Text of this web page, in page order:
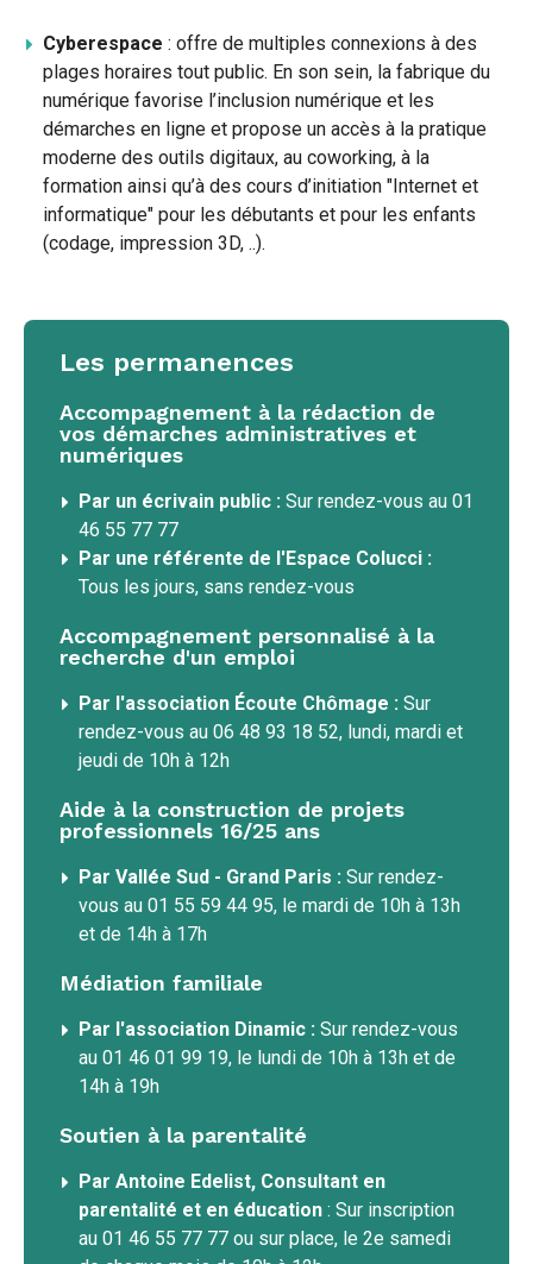
Cyberespace : offre de multiples connexions à des
plages horaires tout public. En son sein, la fabrique du
numérique favorise l’inclusion numérique et les
démarches en ligne et propose un accès à la pratique
moderne des outils digitaux, au coworking, à la
formation ainsi qu’à des cours d’initiation "Internet et
informatique" pour les débutants et pour les enfants
(codage, impression 3D, ..).
Les permanences
Accompagnement à la rédaction de
vos démarches administratives et
numériques
Par un écrivain public : Sur rendez-vous au 01
46 55 77 77
Par une référente de l'Espace Colucci :
Tous les jours, sans rendez-vous
Accompagnement personnalisé à la
recherche d'un emploi
Par l'association Écoute Chômage : Sur
rendez-vous au 06 48 93 18 52, lundi, mardi et
jeudi de 10h à 12h
Aide à la construction de projets
professionnels 16/25 ans
Par Vallée Sud - Grand Paris : Sur rendez-
vous au 01 55 59 44 95, le mardi de 10h à 13h
et de 14h à 17h
Médiation familiale
Par l'association Dinamic : Sur rendez-vous
au 01 46 01 99 19, le lundi de 10h à 13h et de
14h à 19h
Soutien à la parentalité
Par Antoine Edelist, Consultant en
parentalité et en éducation : Sur inscription
au 01 46 55 77 77 ou sur place, le 2e samedi